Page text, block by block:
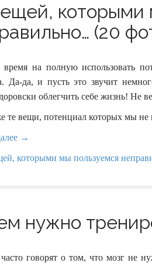
которыми
(20
на полную использовать
Да-да, и пусть это звучит
облегчить себе жизнь! Не
те вещи, потенциал которых мы не
→
нужно
говорят о том, что мозг не